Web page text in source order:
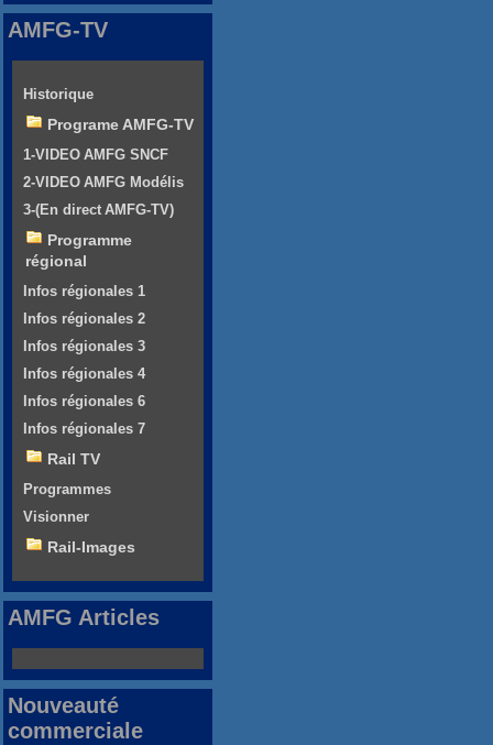
AMFG-TV
Historique
Programe AMFG-TV
1-VIDEO AMFG SNCF
2-VIDEO AMFG Modélis
3-(En direct AMFG-TV)
Programme
régional
Infos régionales 1
Infos régionales 2
Infos régionales 3
Infos régionales 4
Infos régionales 6
Infos régionales 7
Rail TV
Programmes
Visionner
Rail-Images
AMFG Articles
Nouveauté
commerciale